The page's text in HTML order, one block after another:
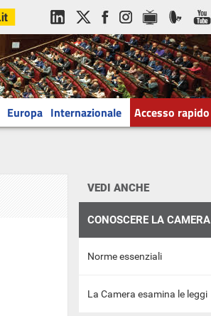
Europa Internazionale Accesso rapido
VEDI ANCHE
CONOSCERE LA CAMERA
Norme essenziali
La Camera esamina le leggi